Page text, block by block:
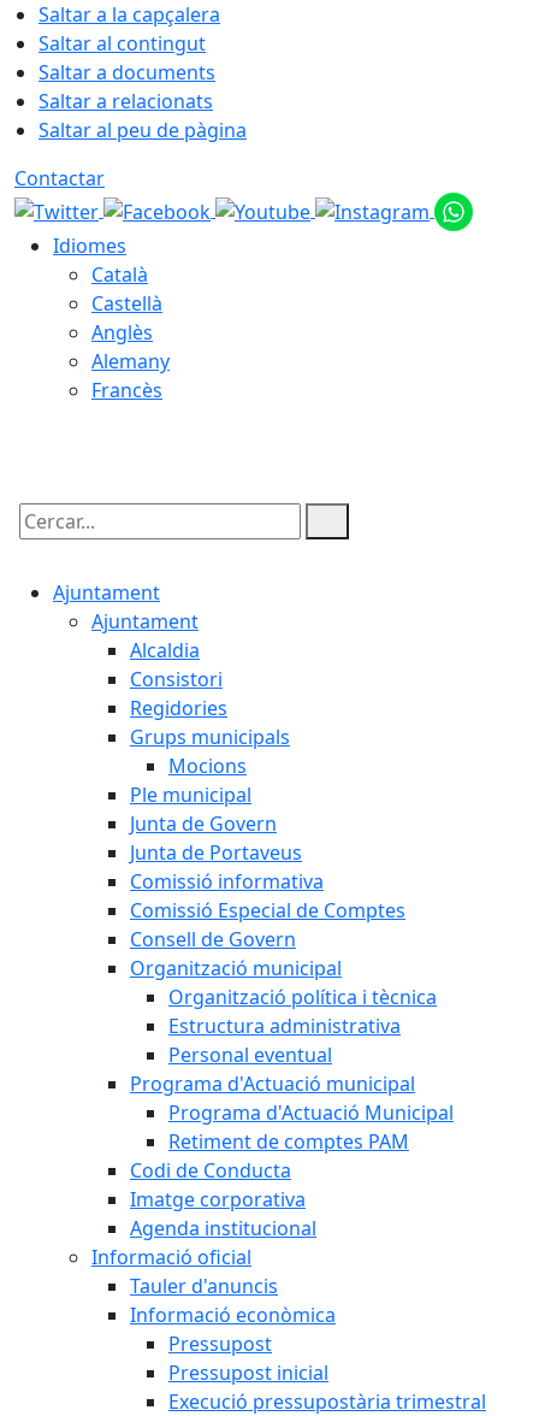
Saltar a la capçalera
Saltar al contingut
Saltar a documents
Saltar a relacionats
Saltar al peu de pàgina
Contactar
Idiomes
Català
Castellà
Anglès
Alemany
Francès
Cercar:
Ajuntament
Ajuntament
Alcaldia
Consistori
Regidories
Grups municipals
Mocions
Ple municipal
Junta de Govern
Junta de Portaveus
Comissió informativa
Comissió Especial de Comptes
Consell de Govern
Organització municipal
Organització política i tècnica
Estructura administrativa
Personal eventual
Programa d'Actuació municipal
Programa d'Actuació Municipal
Retiment de comptes PAM
Codi de Conducta
Imatge corporativa
Agenda institucional
Informació oficial
Tauler d'anuncis
Informació econòmica
Pressupost
Pressupost inicial
Execució pressupostària trimestral